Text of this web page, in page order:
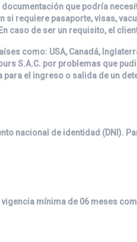
que podría
requiere pasaporte, visas,
caso de ser un requisito, el
como: USA, Canadá,
S.A.C. por problemas que
el ingreso o salida de un
nacional de identidad (DNI).
mínima de 06 meses